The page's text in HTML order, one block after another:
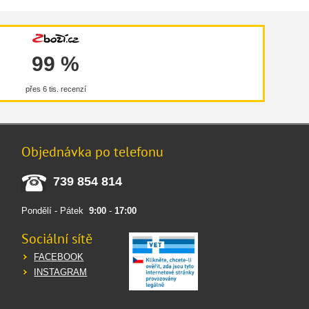
99 %
přes 6 tis. recenzí
Objednávka po telefonu
739 854 814
Pondělí - Pátek9:00 -17:00
Sociální sítě
FACEBOOK
INSTAGRAM